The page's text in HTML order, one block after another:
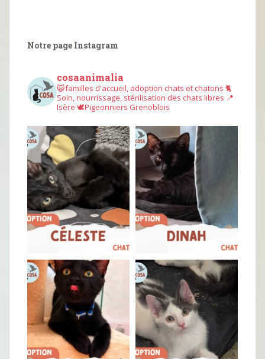
Notre page Instagram
cosaanimalia
😺familles d'accueil, adoption chats et chatons 🐈
Soin, nourrissage, stérilisation des chats libres 📍
Isère 🕊︎Pigeonniers Grenoblois